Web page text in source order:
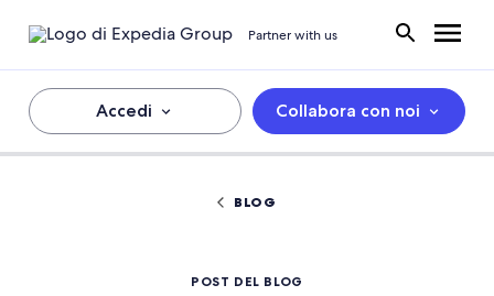
Partner with us
Accedi Collabora con noi
BLOG
POST DEL BLOG